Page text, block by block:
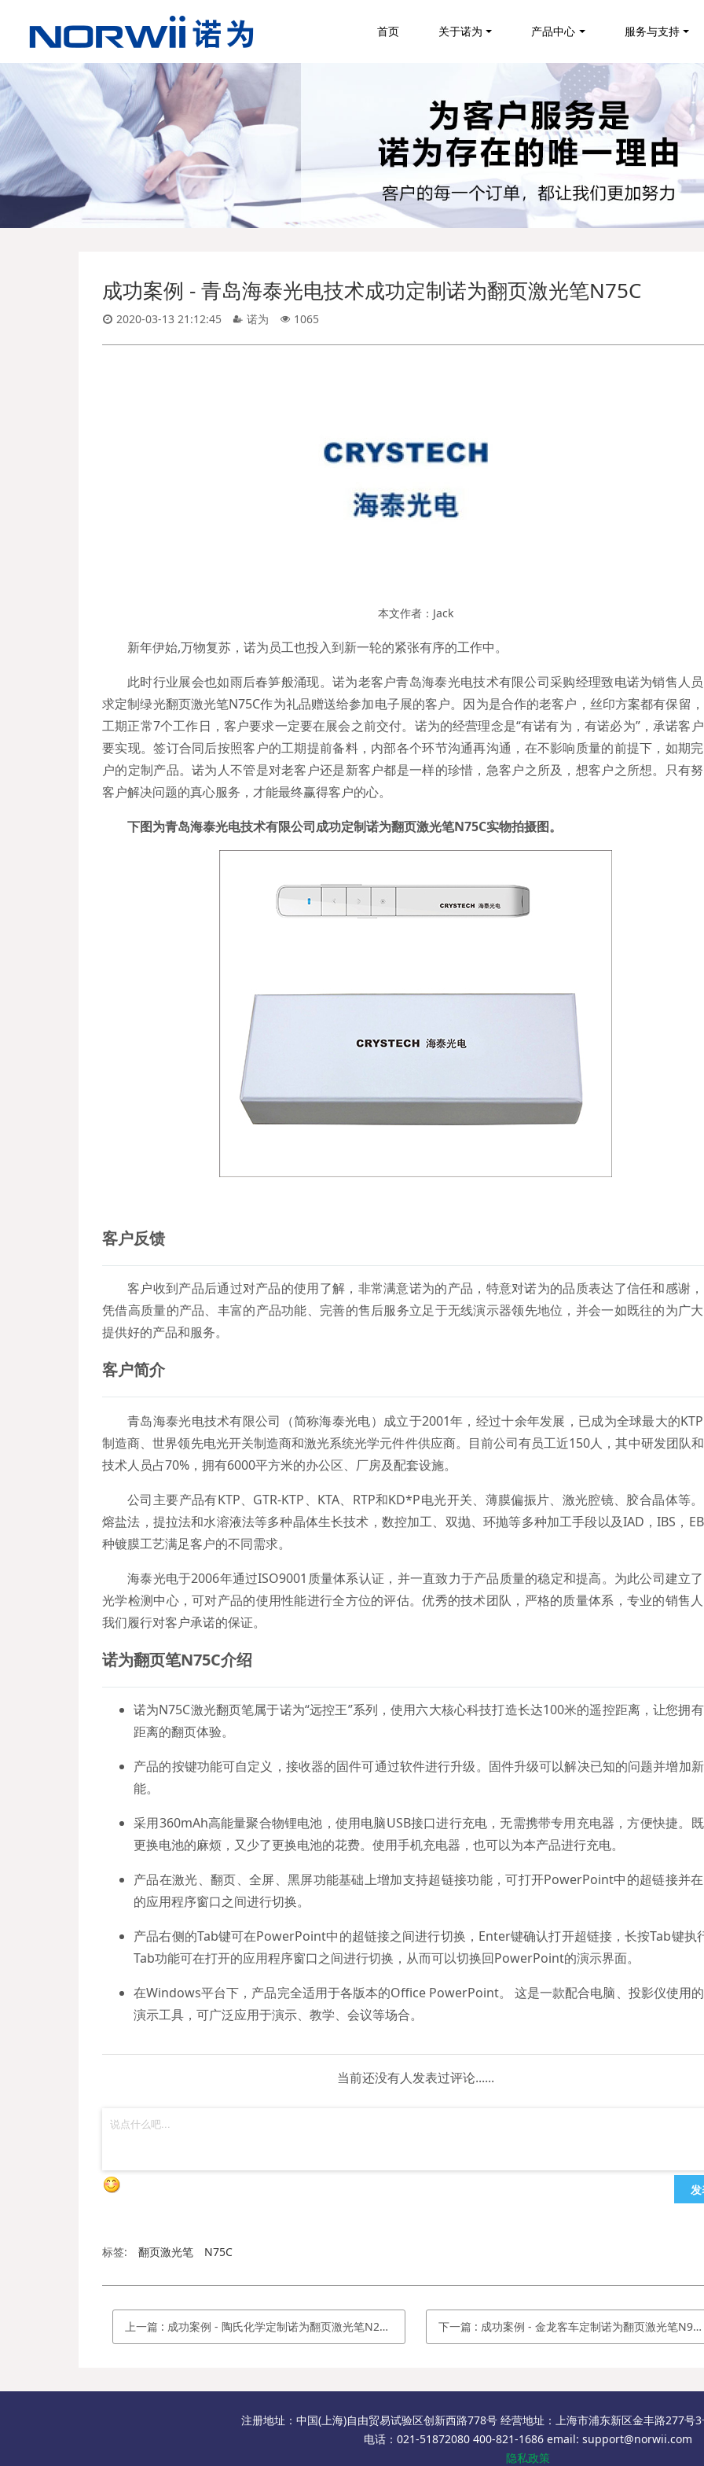
首页 关于诺为 产品中心 服务与支持
成功案例 - 青岛海泰光电技术成功定制诺为翻页激光笔N75C
2020-03-13 21:12:45 诺为 1065
本文作者：Jack
新年伊始,万物复苏，诺为员工也投入到新一轮的紧张有序的工作中。
此时行业展会也如雨后春笋般涌现。诺为老客户青岛海泰光电技术有限公司采购经理致电诺为销售人
求定制绿光翻页激光笔N75C作为礼品赠送给参加电子展的客户。因为是合作的老客户，丝印方案都有保留
工期正常7个工作日，客户要求一定要在展会之前交付。诺为的经营理念是“有诺有为，有诺必为”，承诺客
要实现。签订合同后按照客户的工期提前备料，内部各个环节沟通再沟通，在不影响质量的前提下，如期
户的定制产品。诺为人不管是对老客户还是新客户都是一样的珍惜，急客户之所及，想客户之所想。只有
客户解决问题的真心服务，才能最终赢得客户的心。
下图为青岛海泰光电技术有限公司成功定制诺为翻页激光笔N75C实物拍摄图。
客户反馈
客户收到产品后通过对产品的使用了解，非常满意诺为的产品，特意对诺为的品质表达了信任和感谢
凭借高质量的产品、丰富的产品功能、完善的售后服务立足于无线演示器领先地位，并会一如既往的为广
提供好的产品和服务。
客户简介
青岛海泰光电技术有限公司（简称海泰光电）成立于2001年，经过十余年发展，已成为全球最大的
制造商、世界领先电光开关制造商和激光系统光学元件件供应商。目前公司有员工近150人，其中研发团队
技术人员占70%，拥有6000平方米的办公区、厂房及配套设施。
公司主要产品有KTP、GTR-KTP、KTA、RTP和KD*P电光开关、薄膜偏振片、激光腔镜、胶合晶体等
熔盐法，提拉法和水溶液法等多种晶体生长技术，数控加工、双抛、环抛等多种加工手段以及IAD，IBS，
种镀膜工艺满足客户的不同需求。
海泰光电于2006年通过ISO9001质量体系认证，并一直致力于产品质量的稳定和提高。为此公司建立
光学检测中心，可对产品的使用性能进行全方位的评估。优秀的技术团队，严格的质量体系，专业的销售
我们履行对客户承诺的保证。
诺为翻页笔N75C介绍
诺为N75C激光翻页笔属于诺为“远控王”系列，使用六大核心科技打造长达100米的遥控距离，让您拥
距离的翻页体验。
产品的按键功能可自定义，接收器的固件可通过软件进行升级。固件升级可以解决已知的问题并增加
能。
采用360mAh高能量聚合物锂电池，使用电脑USB接口进行充电，无需携带专用充电器，方便快捷。
更换电池的麻烦，又少了更换电池的花费。使用手机充电器，也可以为本产品进行充电。
产品在激光、翻页、全屏、黑屏功能基础上增加支持超链接功能，可打开PowerPoint中的超链接并
的应用程序窗口之间进行切换。
产品右侧的Tab键可在PowerPoint中的超链接之间进行切换，Enter键确认打开超链接，长按Tab键执
Tab功能可在打开的应用程序窗口之间进行切换，从而可以切换回PowerPoint的演示界面。
在Windows平台下，产品完全适用于各版本的Office PowerPoint。 这是一款配合电脑、投影仪使用
演示工具，可广泛应用于演示、教学、会议等场合。
当前还没有人发表过评论......
标签: 翻页激光笔 N75C
上一篇 : 成功案例 - 陶氏化学定制诺为翻页激光笔N27C升级版 下一篇 : 成功案例 - 金龙客车定制诺为翻页激光笔N99C
注册地址：中国(上海)自由贸易试验区创新西路778号 经营地址：上海市浦东新区金丰路277号
电话：021-51872080 400-821-1686 email: support@norwii.com
隐私政策